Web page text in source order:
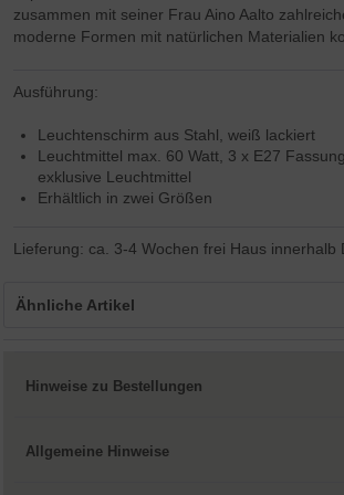
zusammen mit seiner Frau Aino Aalto
moderne Formen mit natürlichen Materialien
Ausführung:
Leuchtenschirm aus Stahl, weiß lackiert
Leuchtmittel max. 60 Watt, 3 x E27
exklusive Leuchtmittel
Erhältlich in zwei Größen
Lieferung: ca. 3-4 Wochen frei Haus innerhalb
Ähnliche Artikel
Hinweise zu Bestellungen
Allgemeine Hinweise